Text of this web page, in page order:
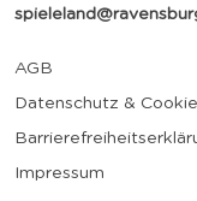
AGB
Datenschutz &
Impressum